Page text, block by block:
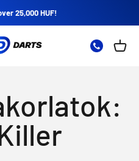
25,000 HUF!
Open